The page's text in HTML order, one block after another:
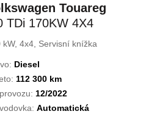
Touareg
TDi 170KW 4X4
TAŽNÉ
kW, 4x4, Servisní knížka
Diesel
112 300 km
12/2022
Automatická